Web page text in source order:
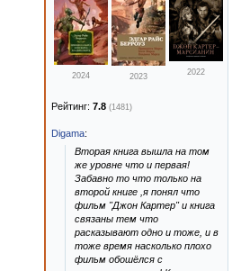
2024 2023 2022
Рейтинг: 7.8 (1481)
Digama:
Вторая книга вышла на том
же уровне что и первая!
Забавно то что только на
второй книге ,я понял что
фильм "Джон Картер" и книга
связаны тем что
расказывают одно и тоже, и в
тоже время насколько плохо
фильм обошёлся с